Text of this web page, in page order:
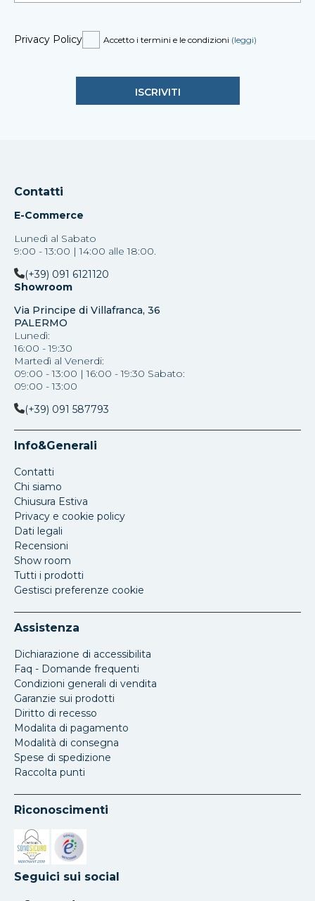
Privacy Policy Accetto i termini e le condizioni (leggi)
Contatti
E-Commerce
Lunedì al Sabato
9:00 - 13:00 | 14:00 alle 18:00.
(+39) 091 6121120
Showroom
Via Principe di Villafranca, 36
PALERMO
Lunedì:
16:00 - 19:30
Martedì al Venerdi:
09:00 - 13:00 | 16:00 - 19:30 Sabato:
09:00 - 13:00
(+39) 091 587793
Info&Generali
Contatti
Chi siamo
Chiusura Estiva
Privacy e cookie policy
Dati legali
Recensioni
Show room
Tutti i prodotti
Gestisci preferenze cookie
Assistenza
Dichiarazione di accessibilita
Faq - Domande frequenti
Condizioni generali di vendita
Garanzie sui prodotti
Diritto di recesso
Modalita di pagamento
Modalità di consegna
Spese di spedizione
Raccolta punti
Riconoscimenti
Si apre in una nuova scheda
Si apre in una nuova scheda
Seguici sui social